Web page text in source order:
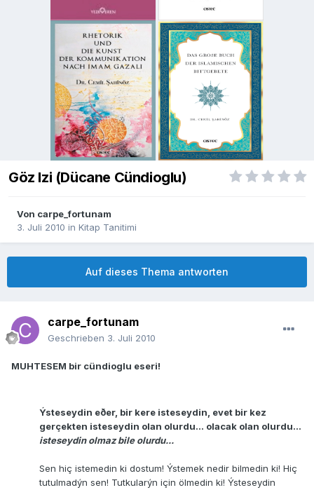
Göz Izi (Dücane Cündioglu)
Von carpe_fortunam
3. Juli 2010 in Kitap Tanitimi
Auf dieses Thema antworten
carpe_fortunam
Geschrieben 3. Juli 2010
MUHTESEM bir cündioglu eseri!
Ýsteseydin eðer, bir kere isteseydin, evet bir kez
gerçekten isteseydin olan olurdu... olacak olan olurdu...
isteseydin olmaz bile olurdu...
Sen hiç istemedin ki dostum! Ýstemek nedir bilmedin ki! Hiç
tutulmadýn sen! Tutkularýn için ölmedin ki! Ýsteseydin